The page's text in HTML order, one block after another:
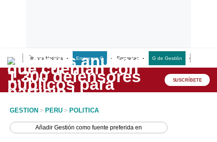
Últimas Noticias Empresas G Empresas G de Gestión
Lo último
Peru Quiosco SUSCRÍBETE
GESTION > PERU > POLITICA
AñadirGestión como fuente preferida en